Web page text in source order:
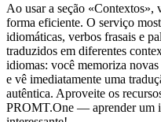
Ao usar a seção «Contextos»,
forma eficiente. O serviço
idiomáticas, verbos frasais e
traduzidos em diferentes
idiomas: você memoriza
e vê imediatamente uma
autêntica. Aproveite os
PROMT.One — aprender um